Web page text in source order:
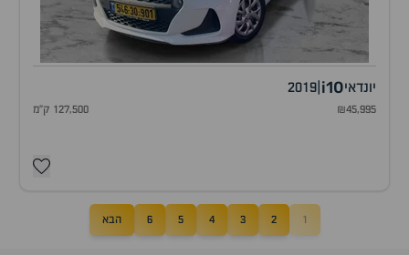
יונדאיi10
2019
₪45,995 127,500 ק"מ
1
2
3
4
5
6 הבא